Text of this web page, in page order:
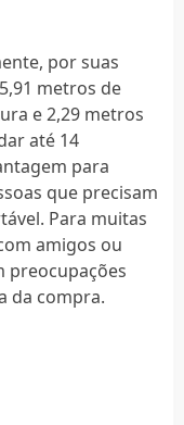
por suas
metros de
e 2,29 metros
até 14
para
que precisam
Para muitas
amigos ou
preocupações
da compra.